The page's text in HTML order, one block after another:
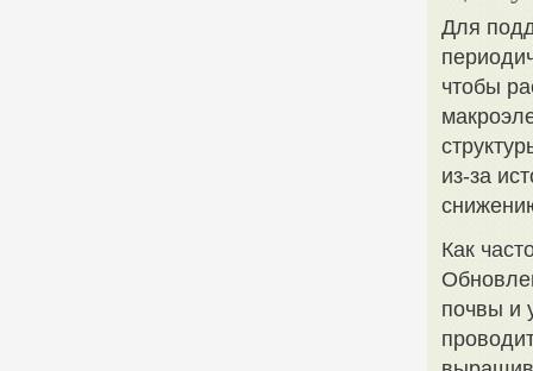
Для
чтобы
из-за
Как
почвы и